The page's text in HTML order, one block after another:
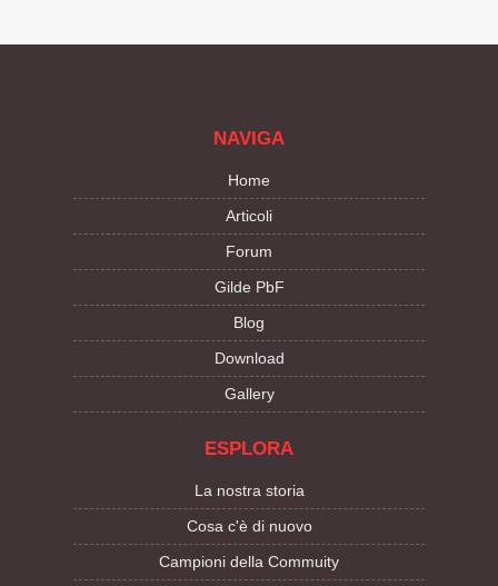
NAVIGA
Home
Articoli
Forum
Gilde PbF
Blog
Download
Gallery
ESPLORA
La nostra storia
Cosa c'è di nuovo
Campioni della Commuity